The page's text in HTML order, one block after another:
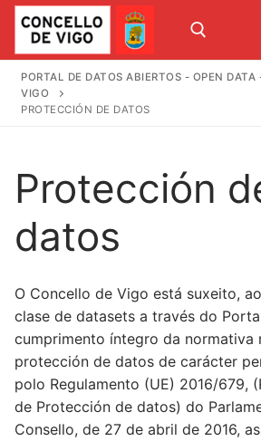
Saltar
contido
por:
Inicio
Catálogo
Mapas
Uso de datos
Condicións de uso
Innovación
PORTAL DE DATOS ABIERTOS - OPEN
VIGO
PROTECCIÓN DE DATOS
Protección
datos
O Concello de Vigo está suxeito,
clase de datasets a través do
cumprimento íntegro da normativa
protección de datos de carácter
polo Regulamento (UE) 2016/679,
de Protección de datos) do
Consello, de 27 de abril de 2016,